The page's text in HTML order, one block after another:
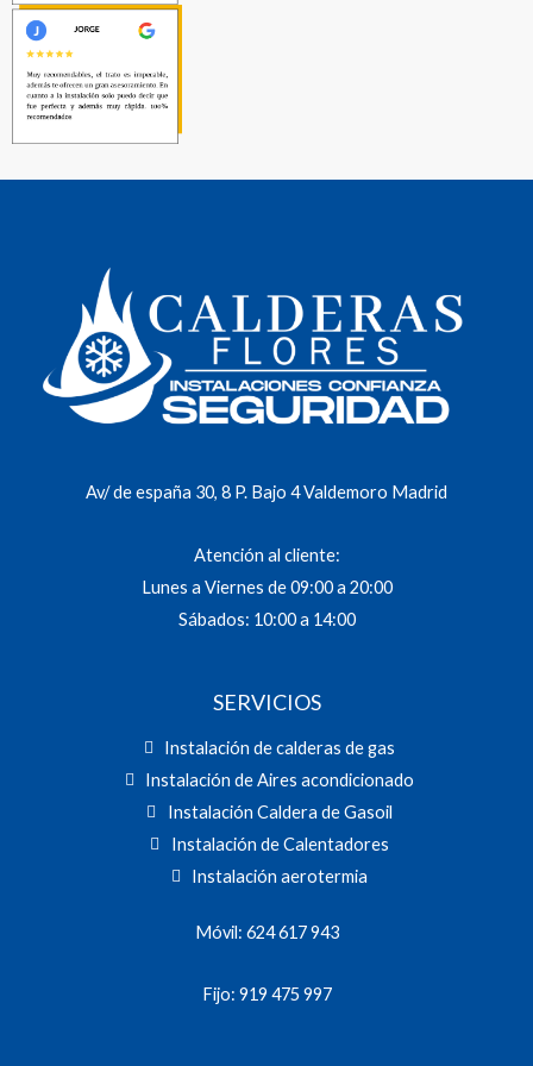
Av/ de españa 30, 8 P. Bajo 4 Valdemoro Madrid
Atención al cliente:
Lunes a Viernes de 09:00 a 20:00
Sábados: 10:00 a 14:00
SERVICIOS
Instalación de calderas de gas
Instalación de Aires acondicionado
Instalación Caldera de Gasoil
Instalación de Calentadores
Instalación aerotermia
Móvil: 624 617 943
Fijo: 919 475 997